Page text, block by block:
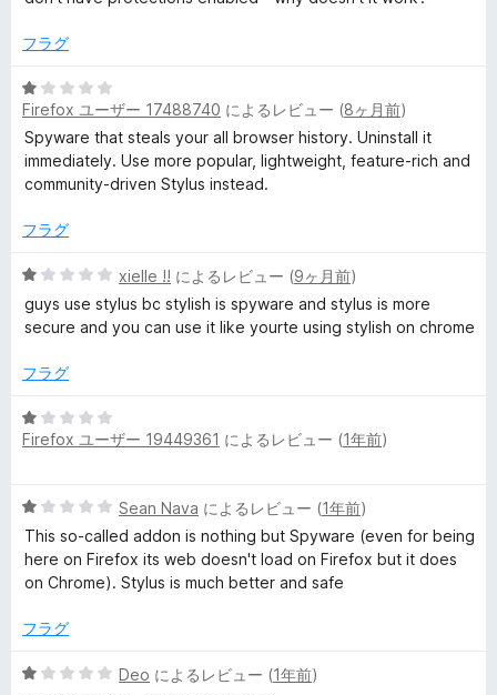
評
フラグ
5
段
階
中
1
評
Firefox ユーザー 17488740 によるレビュー (8ヶ月前)
Spyware that steals your all browser history. Uninstall it
immediately. Use more popular, lightweight, feature-rich and
community-driven Stylus instead.
フラグ
5
段
階
1
評
価
xielle !! によるレビュー (9ヶ月前)
guys use stylus bc stylish is spyware and stylus is more
secure and you can use it like yourte using stylish on chrome
フラグ
5
段
1
の
評
価
Firefox ユーザー 19449361 によるレビュー (1年前)
5
段
階
中
の
価
Sean Nava によるレビュー (1年前)
This so-called addon is nothing but Spyware (even for being
here on Firefox its web doesn't load on Firefox but it does
on Chrome). Stylus is much better and safe
フラグ
5
Deo によるレビュー (1年前)